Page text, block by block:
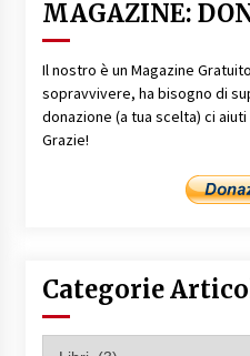
MAGAZINE:
Il nostro è un Magazine
sopravvivere, ha bisogno di
donazione (a tua scelta) ci
Grazie!
Categorie